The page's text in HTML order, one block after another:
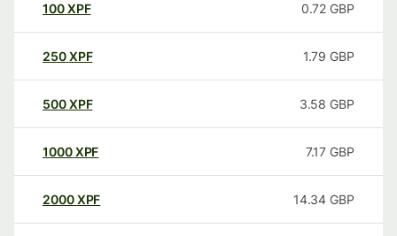
100XPF 0.72 GBP
250XPF 1.79 GBP
500XPF 3.58 GBP
1000XPF 7.17 GBP
2000XPF 14.34 GBP